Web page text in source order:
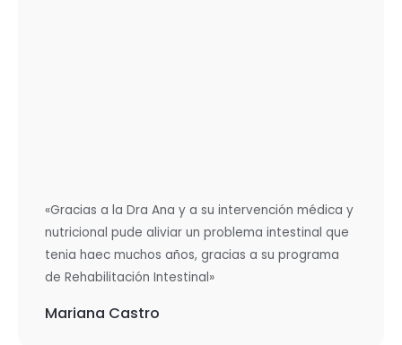
«Gracias a la Dra Ana y a su intervención médica y
nutricional pude aliviar un problema intestinal que
tenia haec muchos años, gracias a su programa
de Rehabilitación Intestinal»
Mariana Castro